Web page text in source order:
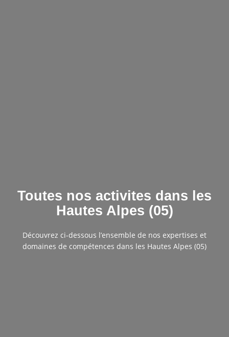
Toutes nos activites dans les
Hautes Alpes (05)
Découvrez ci-dessous l’ensemble de nos expertises et
domaines de compétences dans les Hautes Alpes (05)